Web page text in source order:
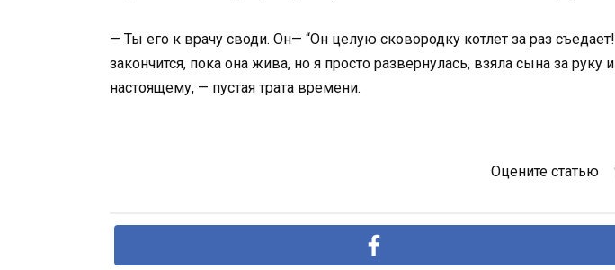
— Ты его к врачу своди. Он— “Он целую сковородку котлет за раз
закончится, пока она жива, но я просто развернулась, взяла сына за
настоящему, — пустая трата времени.
Оцените статью